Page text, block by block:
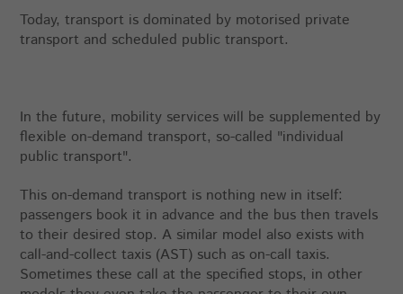
Today, transport is dominated by motorised private
transport and scheduled public transport.
In the future, mobility services will be supplemented by
flexible on-demand transport, so-called "individual
public transport".
This on-demand transport is nothing new in itself:
passengers book it in advance and the bus then travels
to their desired stop. A similar model also exists with
call-and-collect taxis (AST) such as on-call taxis.
Sometimes these call at the specified stops, in other
Name matomo_ignore
Anbieter
Zweck Schließt das Tracking aus.
Name matomo_sessid
Anbieter highQ
Laufzeit 14 Tage